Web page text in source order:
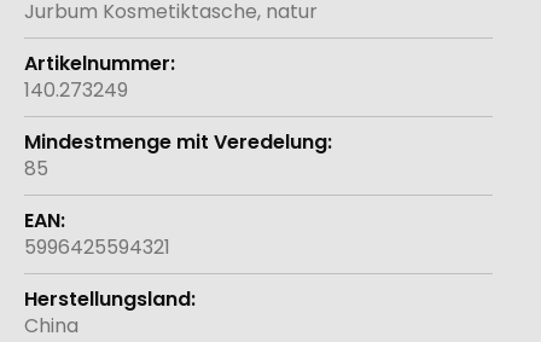
Jurbum Kosmetiktasche, natur
140.273249
85
5996425594321
China